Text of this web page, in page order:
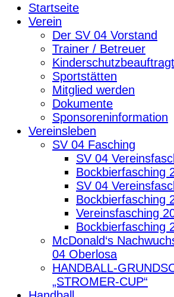
Startseite
Verein
Der SV 04 Vorstand
Trainer / Betreuer
Sportstätten
Mitglied werden
Dokumente
Sponsoreninformation
Vereinsleben
SV 04 Fasching
SV 04
Bockbierfasching
SV 04
Bockbierfasching
Vereinsfasching
Bockbierfasching
McDonald‘s
04 Oberlosa
HANDBALL-
„STROMER-CUP“